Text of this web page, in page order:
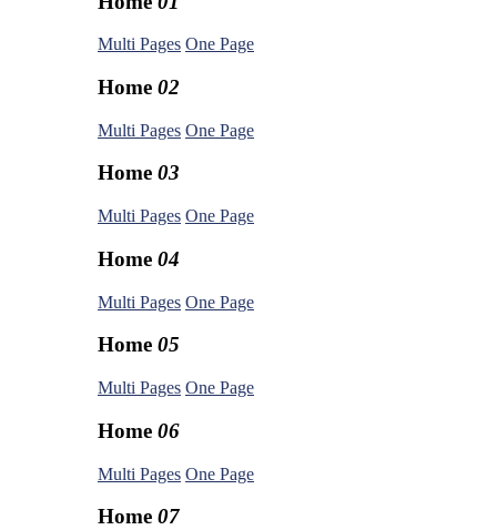
Multi Pages One Page
Home 02
Multi Pages One Page
Home 03
Multi Pages One Page
Home 04
Multi Pages One Page
Home 05
Multi Pages One Page
Home 06
Multi Pages One Page
Home 07